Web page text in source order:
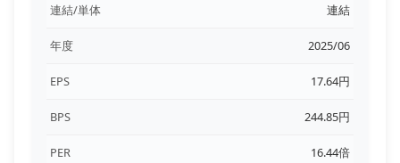
連結/単体 連結
年度 2025/06
EPS 17.64円
BPS 244.85円
PER 16.44倍